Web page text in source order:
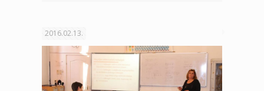
2016.02.13.